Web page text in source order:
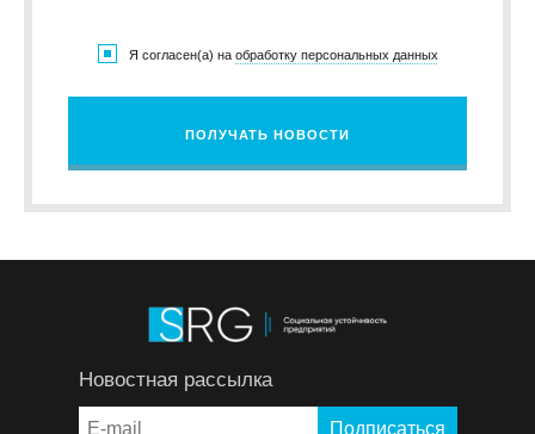
Я согласен(а) на обработку персональных данных
ПОЛУЧАТЬ НОВОСТИ
Новостная рассылка